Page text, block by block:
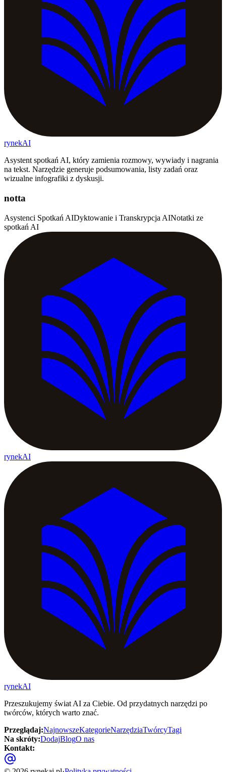
rynekAI
Asystent spotkań AI, który zamienia rozmowy, wywiady i nagrania
na tekst. Narzędzie generuje podsumowania, listy zadań oraz
wizualne infografiki z dyskusji.
notta
Asystenci Spotkań AIDyktowanie i Transkrypcja AINotatki ze
spotkań AI
rynekAI
rynekAI
Przeszukujemy świat AI za Ciebie. Od przydatnych narzędzi po
twórców, których warto znać.
Przeglądaj:NajnowszeKategorieNarzędziaTwórcyTagi
Na skróty:DodajBlogO nas
Kontakt: